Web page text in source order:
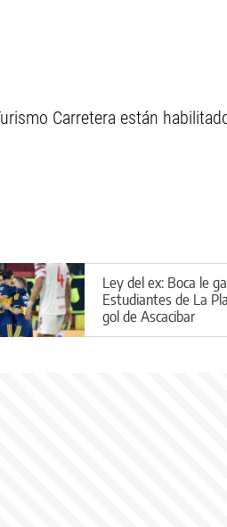
Carretera están
Ley del ex: Boca le
Estudiantes de La
gol de Ascacibar